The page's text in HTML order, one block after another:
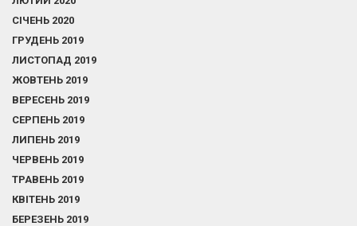
СІЧЕНЬ 2020
ГРУДЕНЬ 2019
ЛИСТОПАД 2019
ЖОВТЕНЬ 2019
ВЕРЕСЕНЬ 2019
СЕРПЕНЬ 2019
ЛИПЕНЬ 2019
ЧЕРВЕНЬ 2019
ТРАВЕНЬ 2019
КВІТЕНЬ 2019
БЕРЕЗЕНЬ 2019